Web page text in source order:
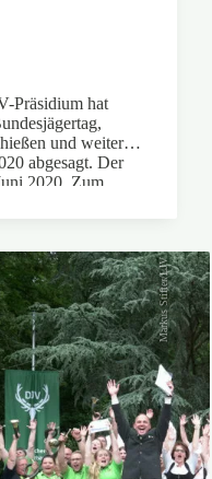
Präsidium hat
und weitere
abgesagt. Der
2020. Zum
Markus Stifter/LJV